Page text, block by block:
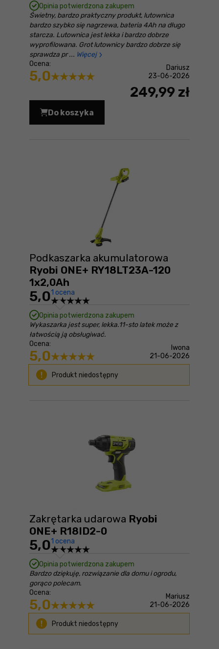
Opinia potwierdzona zakupem
Świetny, bardzo praktyczny produkt, lutownica
bardzo szybko się nagrzewa, bateria 4Ah na długo
starcza. Lutownica jest lekka i bardzo dobrze
wyprofilowana. Grot lutownicy bardzo dobrze się
sprawdza pr
Więcej
Ocena:
5,0
Dariusz
23-06-2026
249,99 zł
Do koszyka
Lutownica Ryobi ONE+ RSI18-0 Cena
Podkaszarka akumulatorowa
Ryobi ONE+ RY18LT23A-120
1x2,0Ah
5,01 ocena
Opinia potwierdzona zakupem
Wykaszarka jest super, lekka.11-sto latek może z
łatwością ją obsługiwać.
Ocena:
5,0
Iwona
21-06-2026
Produkt niedostępny
Zakrętarka udarowa Ryobi
ONE+ R18ID2-0
5,01 ocena
Opinia potwierdzona zakupem
Bardzo dziękuję, rozwiązanie dla domu i ogrodu,
gorąco polecam.
Ocena:
5,0
Mariusz
21-06-2026
Produkt niedostępny